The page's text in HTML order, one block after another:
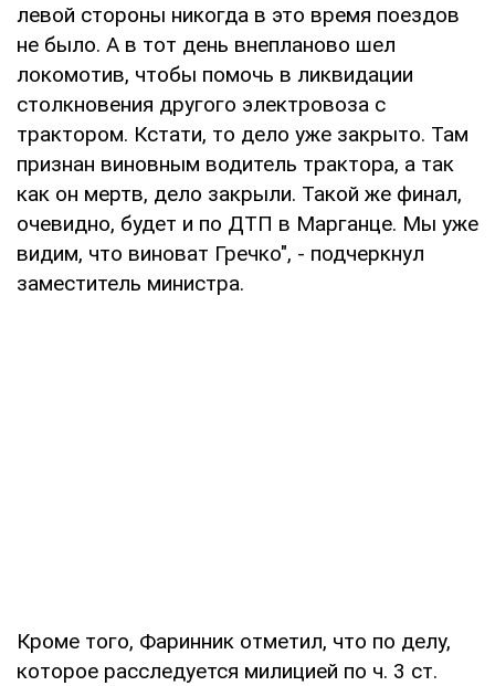
левой стороны никогда в это время поездов
не было. А в тот день внепланово шел
локомотив, чтобы помочь в ликвидации
столкновения другого электровоза с
трактором. Кстати, то дело уже закрыто. Там
признан виновным водитель трактора, а так
как он мертв, дело закрыли. Такой же финал,
очевидно, будет и по ДТП в Марганце. Мы уже
видим, что виноват Гречко", - подчеркнул
заместитель министра.
Кроме того, Фаринник отметил, что по делу,
которое расследуется милицией по ч. 3 ст.